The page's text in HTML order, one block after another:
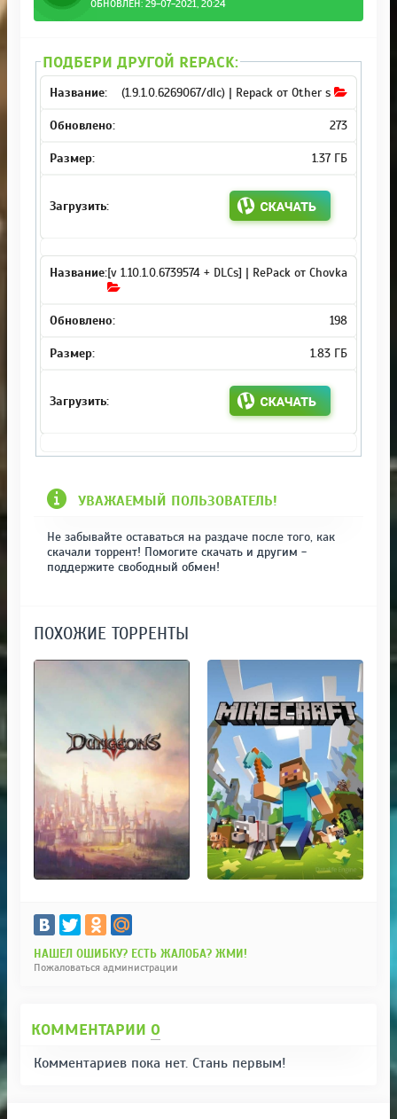
ОБНОВЛЁН: 29-07-2021, 20:24
ПОДБЕРИ ДРУГОЙ REPACK:
(1.9.1.0.6269067/dlc) | Repack от Other s
273
1.37 ГБ
[v 1.10.1.0.6739574 + DLCs] | RePack от Chovka
198
1.83 ГБ
УВАЖАЕМЫЙ ПОЛЬЗОВАТЕЛЬ!
Не забывайте оставаться на раздаче после того, как
скачали торрент! Помогите скачать и другим -
поддержите свободный обмен!
ПОХОЖИЕ ТОРРЕНТЫ
НАШЕЛ ОШИБКУ? ЕСТЬ ЖАЛОБА? ЖМИ!
Пожаловаться администрации
КОММЕНТАРИИ 0
Комментариев пока нет. Стань первым!